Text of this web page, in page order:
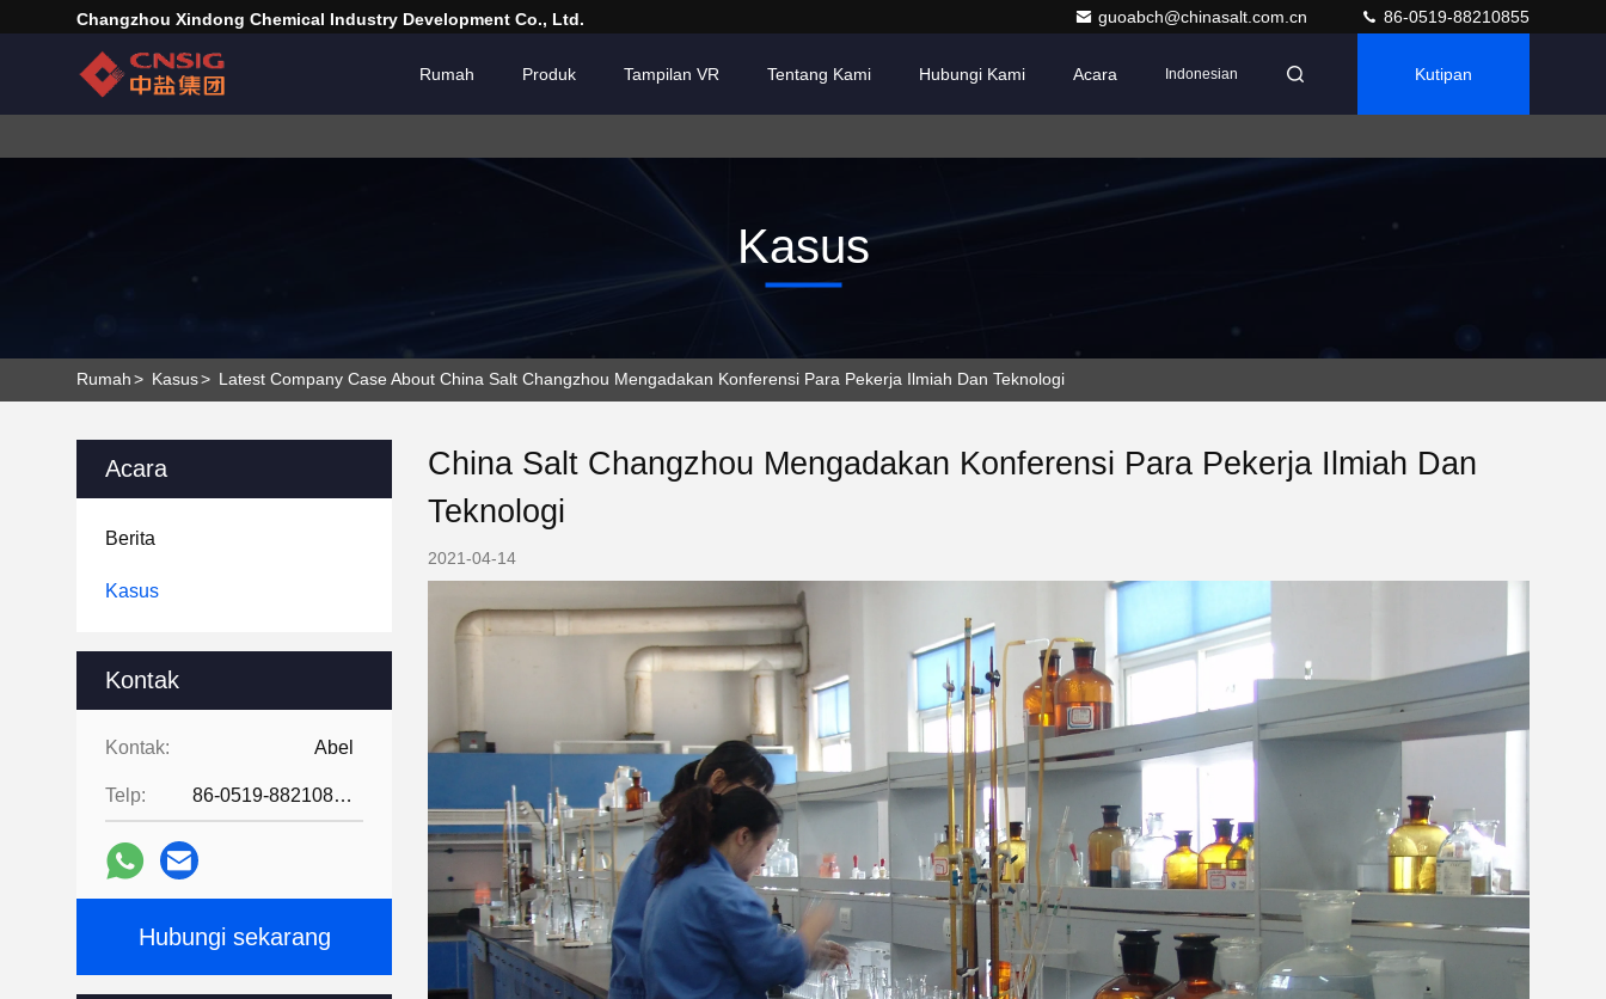
Changzhou Xindong Chemical Industry Development Co., Ltd. guoabch@chinasalt.com.cn 86-0519-88210855
Rumah Produk Tampilan VR Tentang Kami Hubungi Kami Acara Indonesian Kutipan
Kasus
Rumah> Kasus> Latest Company Case About China Salt Changzhou Mengadakan Konferensi Para Pekerja Ilmiah Dan Teknologi
Acara
Berita
Kasus
Kontak
Kontak: Abel
Telp: 86-0519-88210855
Hubungi sekarang
China Salt Changzhou Mengadakan Konferensi Para Pekerja Ilmiah Dan
Teknologi
2021-04-14